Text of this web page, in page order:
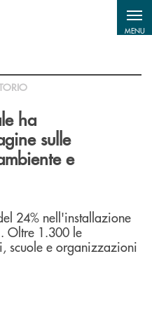
MENU
ha
sulle
e
24% nell'installazione
Oltre 1.300 le
scuole e organizzazioni